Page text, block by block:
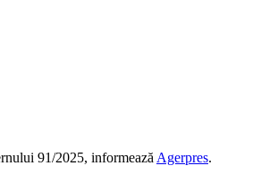
91/2025, informează Agerpres.